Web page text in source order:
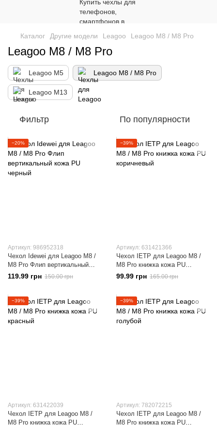
Каталог Другие модели Leagoo Leagoo M8 / M8 Pro
Leagoo M8 / M8 Pro
Leagoo M5 Leagoo M8 / M8 Pro
Leagoo M13
Фильтр По популярности
−20%
Артикул: 986952318
Чехол Idewei для Leagoo M8 /
M8 Pro Флип вертикальный
кожа PU черный
119.99 грн 150.00 грн
−39%
Артикул: 631421366
Чехол IETP для Leagoo M8 /
M8 Pro книжка кожа PU
коричневый
99.99 грн 165.00 грн
−39%
Артикул: 631422039
Чехол IETP для Leagoo M8 /
M8 Pro книжка кожа PU
−39%
Артикул: 782072215
Чехол IETP для Leagoo M8 /
M8 Pro книжка кожа PU